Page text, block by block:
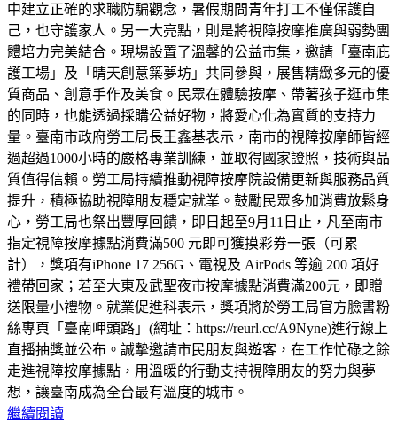
中建立正確的求職防騙觀念，暑假期間青年打工不僅保護自
己，也守護家人。另一大亮點，則是將視障按摩推廣與弱勢團
體培力完美結合。現場設置了溫馨的公益市集，邀請「臺南庇
護工場」及「晴天創意築夢坊」共同參與，展售精緻多元的優
質商品、創意手作及美食。民眾在體驗按摩、帶著孩子逛市集
的同時，也能透過採購公益好物，將愛心化為實質的支持力
量。臺南市政府勞工局長王鑫基表示，南市的視障按摩師皆經
過超過1000小時的嚴格專業訓練，並取得國家證照，技術與品
質值得信賴。勞工局持續推動視障按摩院設備更新與服務品質
提升，積極協助視障朋友穩定就業。鼓勵民眾多加消費放鬆身
心，勞工局也祭出豐厚回饋，即日起至9月11日止，凡至南市
指定視障按摩據點消費滿500 元即可獲摸彩券一張（可累
計），獎項有iPhone 17 256G、電視及 AirPods 等逾 200 項好
禮帶回家；若至大東及武聖夜市按摩據點消費滿200元，即贈
送限量小禮物。就業促進科表示，獎項將於勞工局官方臉書粉
絲專頁「臺南呷頭路」(網址：https://reurl.cc/A9Nyne)進行線上
直播抽獎並公布。誠摯邀請市民朋友與遊客，在工作忙碌之餘
走進視障按摩據點，用溫暖的行動支持視障朋友的努力與夢
想，讓臺南成為全台最有溫度的城市。
繼續閱讀